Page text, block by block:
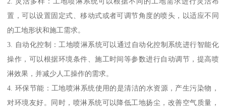
置，可以设置固定式、移动式或者可调节角度的喷头，以适应不同
的工地形状和施工需求。
3. 自动化控制：工地喷淋系统可以通过自动化控制系统进行智能化
操作，可以根据环境条件、施工时间等参数进行自动调节，提高喷
淋效果，并减少人工操作的需求。
4. 环保节能：工地喷淋系统使用的是清洁的水资源，产生污染物，
对环境友好。同时，喷淋系统可以降低工地扬尘，改善空气质量，